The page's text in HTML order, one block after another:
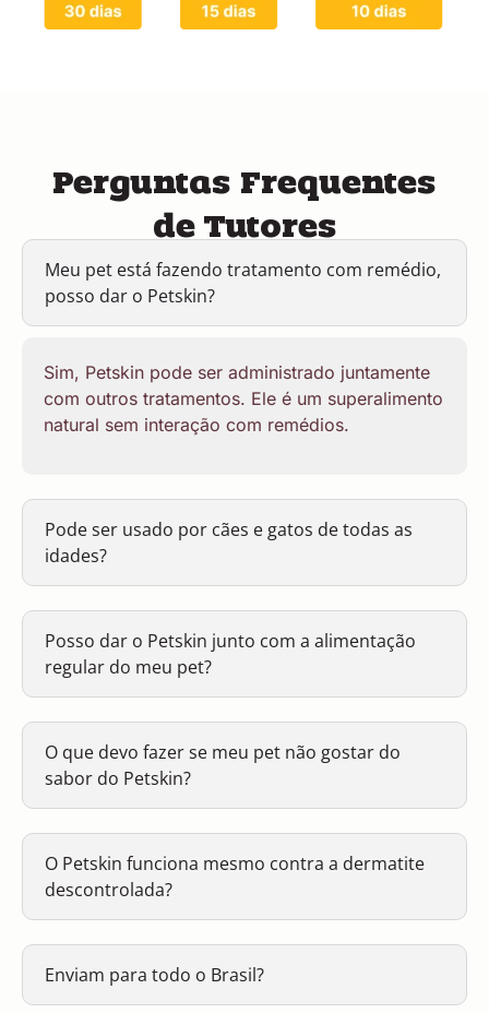
Perguntas Frequentes
de Tutores
Meu pet está fazendo tratamento com remédio,
posso dar o Petskin?
Sim, Petskin pode ser administrado juntamente
com outros tratamentos. Ele é um superalimento
natural sem interação com remédios.
Pode ser usado por cães e gatos de todas as
idades?
Posso dar o Petskin junto com a alimentação
regular do meu pet?
O que devo fazer se meu pet não gostar do
sabor do Petskin?
O Petskin funciona mesmo contra a dermatite
descontrolada?
Enviam para todo o Brasil?